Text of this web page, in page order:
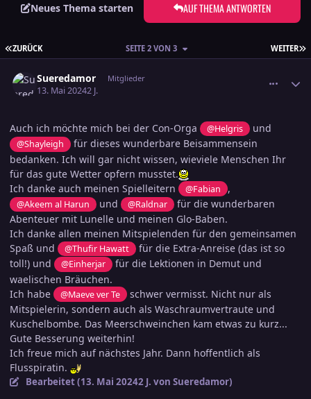
Neues Thema starten AUF THEMA ANTWORTEN
ERSTE SEITE
ZURÜCK WEITER
SEITE 2 VON 3
Sueredamor Mitglieder
13. Mai 20242 J.
Auch ich möchte mich bei der Con-Orga @Helgris und
@Shayleigh
für dieses wunderbare Beisammensein
bedanken. Ich will gar nicht wissen, wieviele Menschen Ihr
für das gute Wetter opfern musstet.
Ich danke auch meinen Spielleitern
@Fabian ,
@Akeem al Harun und @Raldnar
für die wunderbaren
Abenteuer mit Lunelle und meinen Glo-Baben.
Ich danke allen meinen Mitspielenden für den gemeinsamen
Spaß und
@Thufir Hawatt
für die Extra-Anreise (das ist so
toll!) und
@Einherjar
für die Lektionen in Demut und
waelischen Bräuchen.
Ich habe
@Maeve ver Te
schwer vermisst. Nicht nur als
Mitspielerin, sondern auch als Waschraumvertraute und
Kuschelbombe. Das Meerschweinchen kam etwas zu kurz...
Gute Besserung weiterhin!
Ich freue mich auf nächstes Jahr. Dann hoffentlich als
Flusspiratin.
Bearbeitet (13. Mai 20242 J. von Sueredamor)